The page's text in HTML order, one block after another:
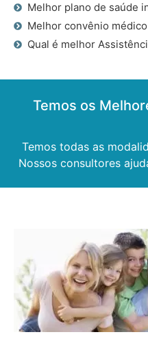
Melhor plano de saúde
Melhor convênio
Qual é melhor
Temos os
Temos todas as
Nossos consultores